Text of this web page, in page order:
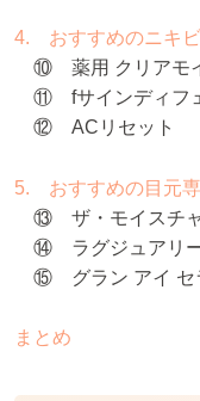
4. おすすめのニキ
⑩ 薬用 クリアモイ
⑪ fサインディフェ
⑫ ACリセット
5. おすすめの目元
⑬ ザ・モイスチャ
⑭ ラグジュアリー
⑮ グラン アイ セ
まとめ